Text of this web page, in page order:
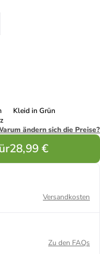
Kleid in Grün
ändern sich die Preise?
28,99 €
Versandkosten
Zu den FAQs